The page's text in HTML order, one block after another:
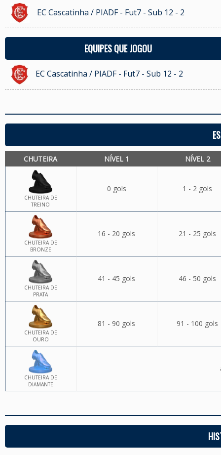
EC Cascatinha / PIADF - Fut7 - Sub 12 - 2
EQUIPES QUE JOGOU
EC Cascatinha / PIADF - Fut7 - Sub 12 - 2
CHUTEIRA NÍVEL 1 NÍVEL 2
CHUTEIRA DE
TREINO
0 gols 1 - 2 gols
CHUTEIRA DE
BRONZE
16 - 20 gols 21 - 25 gols
CHUTEIRA DE
PRATA
41 - 45 gols 46 - 50 gols
CHUTEIRA DE
OURO
81 - 90 gols 91 - 100 gols
CHUTEIRA DE
DIAMANTE